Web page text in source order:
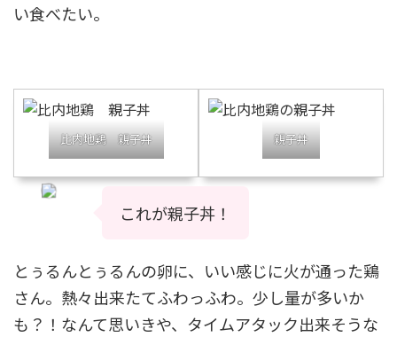
い食べたい。
比内地鶏 親子丼 親子丼
これが親子丼！
とぅるんとぅるんの卵に、いい感じに火が通った鶏
さん。熱々出来たてふわっふわ。少し量が多いか
も？！なんて思いきや、タイムアタック出来そうな